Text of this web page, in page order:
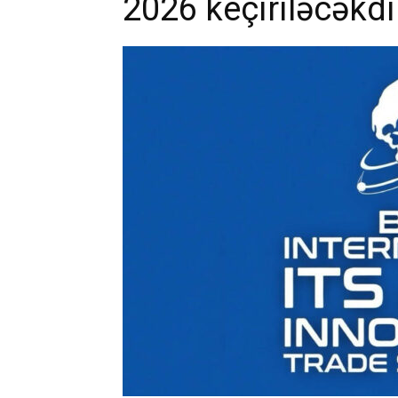
2026